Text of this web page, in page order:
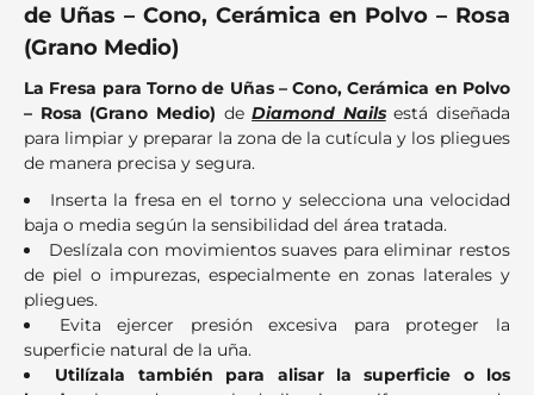
de Uñas – Cono, Cerámica en Polvo – Rosa
(Grano Medio)
La Fresa para Torno de Uñas – Cono, Cerámica en Polvo
– Rosa (Grano Medio) deDiamond Nailsestá diseñada
para limpiar y preparar la zona de la cutícula y los pliegues
de manera precisa y segura.
Inserta la fresa en el torno y selecciona una velocidad
baja o media según la sensibilidad del área tratada.
Deslízala con movimientos suaves para eliminar restos
de piel o impurezas, especialmente en zonas laterales y
pliegues.
Evita ejercer presión excesiva para proteger la
superficie natural de la uña.
Utilízala también para alisar la superficie o los